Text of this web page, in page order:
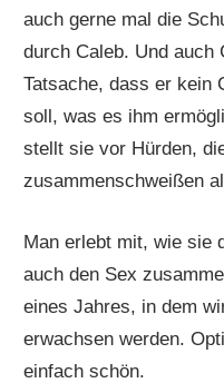
auch gerne mal die
durch Caleb. Und auch
Tatsache, dass er kein
soll, was es ihm
stellt sie vor Hürden,
zusammenschweißen
Man erlebt mit, wie sie
auch den Sex
eines Jahres, in dem
erwachsen werden.
einfach schön.